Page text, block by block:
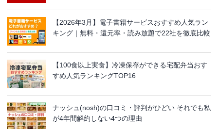
【2026年3月】電子書籍サービスおすすめ人気ラン
キング｜無料・還元率・読み放題で22社を徹底比較
【100食以上実食】冷凍保存ができる宅配弁当おす
すめ人気ランキングTOP16
ナッシュ(nosh)の口コミ・評判がひどい それでも私
が4年間解約しない4つの理由